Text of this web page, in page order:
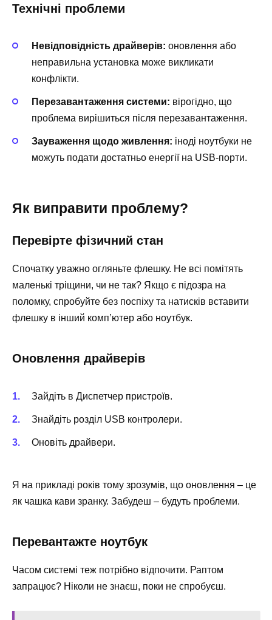
Технічні проблеми
Невідповідність драйверів: оновлення або
неправильна установка може викликати
конфлікти.
Перезавантаження системи: вірогідно, що
проблема вирішиться після перезавантаження.
Зауваження щодо живлення: іноді ноутбуки не
можуть подати достатньо енергії на USB-порти.
Як виправити проблему?
Перевірте фізичний стан
Спочатку уважно огляньте флешку. Не всі помітять
маленькі тріщини, чи не так? Якщо є підозра на
поломку, спробуйте без поспіху та натисків вставити
флешку в інший комп’ютер або ноутбук.
Оновлення драйверів
Зайдіть в Диспетчер пристроїв.
Знайдіть розділ USB контролери.
Оновіть драйвери.
Я на прикладі років тому зрозумів, що оновлення – це
як чашка кави зранку. Забудеш – будуть проблеми.
Перевантажте ноутбук
Часом системі теж потрібно відпочити. Раптом
запрацює? Ніколи не знаєш, поки не спробуєш.